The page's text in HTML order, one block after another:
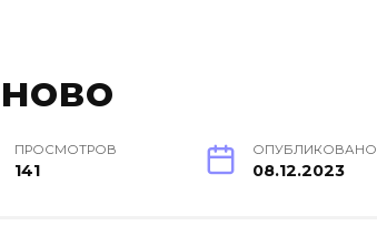
ПРОСМОТРОВ
141
ОПУБЛИКОВАНО
08.12.2023